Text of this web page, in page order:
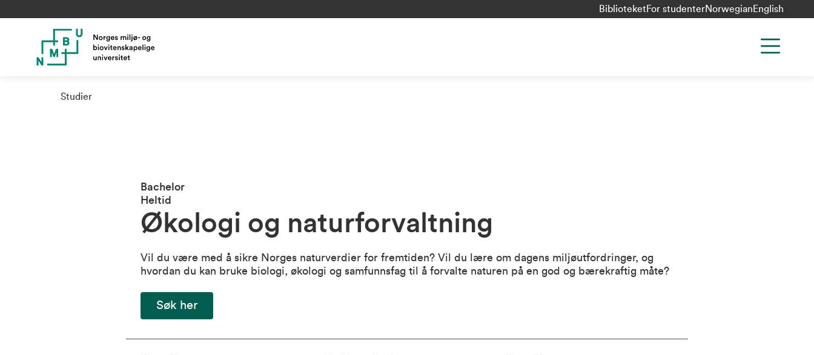
Biblioteket For studenterNorwegian English
Studier
Bachelor
Heltid
Økologi og naturforvaltning
Vil du være med å sikre Norges naturverdier for fremtiden? Vil du lære om dagens miljøutfordringer, og
hvordan du kan bruke biologi, økologi og samfunnsfag til å forvalte naturen på en god og bærekraftig måte?
Søk her